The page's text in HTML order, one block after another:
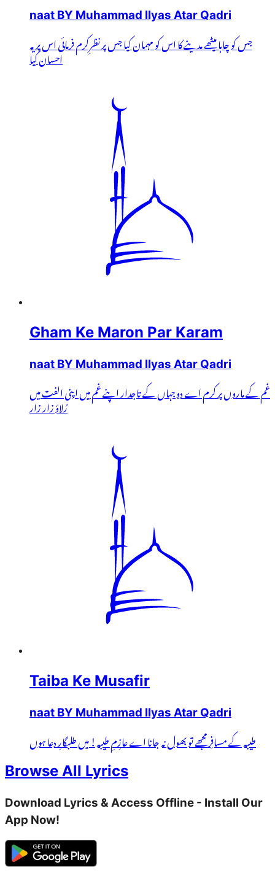
naat BY Muhammad Ilyas Atar Qadri
جس کو چاہا میٹھے مدینے کا اس کو مہمان کیا جس پر نظرِکرم فرمائی اس پر یہ
احسان کیا
Gham Ke Maron Par Karam
naat BY Muhammad Ilyas Atar Qadri
غم کے ماروں پر کرم اے دوجہاں کے تاجدار اپنے غم میں اپنی الفت میں
رُلاؤ زار زار
Taiba Ke Musafir
naat BY Muhammad Ilyas Atar Qadri
طیبہ کے مسافِر مجھے تو بھول نہ جانا اے عازِمِ طیبہ! میں طلبگارِ دعا ہوں
Browse All Lyrics
Download Lyrics & Access Offline - Install Our
App Now!